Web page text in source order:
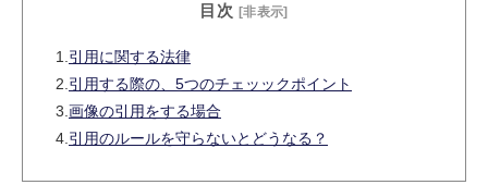
目次 [非表示]
1. 引用に関する法律
2. 引用する際の、5つのチェッックポイント
3. 画像の引用をする場合
4. 引用のルールを守らないとどうなる？